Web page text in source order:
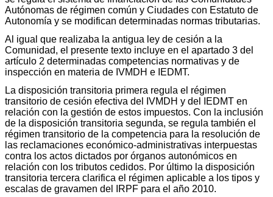
Autónomas de régimen común y Ciudades con Estatuto de
Autonomía y se modifican determinadas normas tributarias.
Al igual que realizaba la antigua ley de cesión a la
Comunidad, el presente texto incluye en el apartado 3 del
artículo 2 determinadas competencias normativas y de
inspección en materia de IVMDH e IEDMT.
La disposición transitoria primera regula el régimen
transitorio de cesión efectiva del IVMDH y del IEDMT en
relación con la gestión de estos impuestos. Con la inclusión
de la disposición transitoria segunda, se regula también el
régimen transitorio de la competencia para la resolución de
las reclamaciones económico-administrativas interpuestas
contra los actos dictados por órganos autonómicos en
relación con los tributos cedidos. Por último la disposición
transitoria tercera clarifica el régimen aplicable a los tipos y
escalas de gravamen del IRPF para el año 2010.